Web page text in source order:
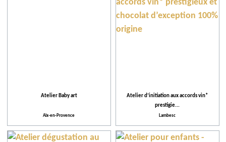
Atelier Baby art
Aix-en-Provence
Atelier d’initiation aux accords vin*
prestigie...
Lambesc